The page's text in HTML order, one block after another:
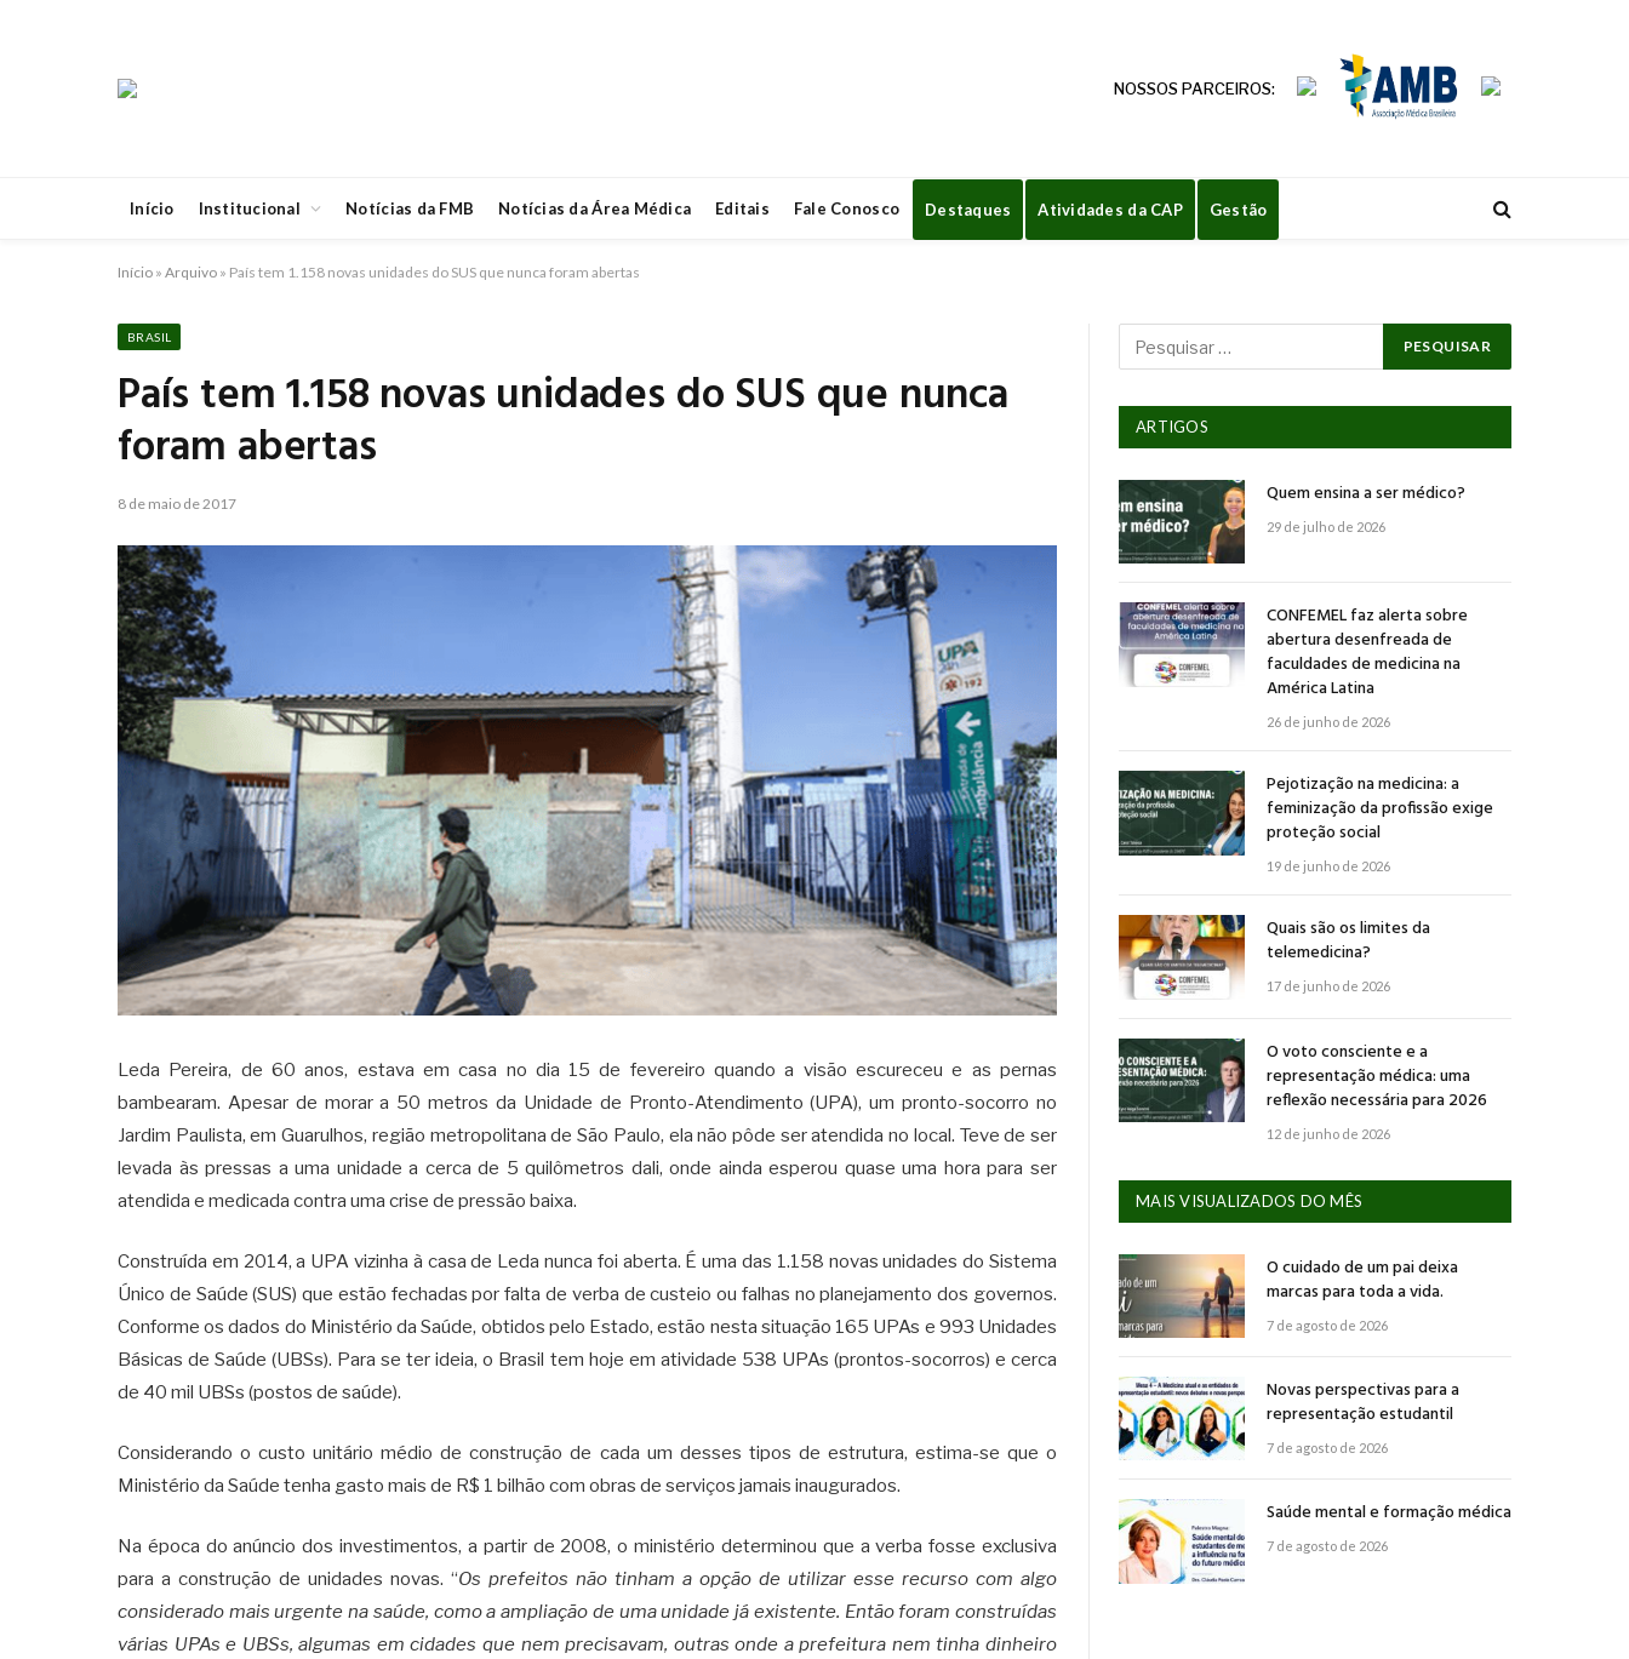
NOSSOS PARCEIROS:
Início Institucional Notícias da FMB Notícias da Área Médica Editais Fale Conosco Destaques Atividades da CAP Gestão
Início » Arquivo » País tem 1.158 novas unidades do SUS que nunca foram abertas
BRASIL
País tem 1.158 novas unidades do SUS que nunca
foram abertas
8 de maio de 2017
Leda Pereira, de 60 anos, estava em casa no dia 15 de fevereiro quando a visão escureceu e as pernas
bambearam. Apesar de morar a 50 metros da Unidade de Pronto-Atendimento (UPA), um pronto-socorro no
Jardim Paulista, em Guarulhos, região metropolitana de São Paulo, ela não pôde ser atendida no local. Teve de ser
levada às pressas a uma unidade a cerca de 5 quilômetros dali, onde ainda esperou quase uma hora para ser
atendida e medicada contra uma crise de pressão baixa.
Construída em 2014, a UPA vizinha à casa de Leda nunca foi aberta. É uma das 1.158 novas unidades do Sistema
Único de Saúde (SUS) que estão fechadas por falta de verba de custeio ou falhas no planejamento dos governos.
Conforme os dados do Ministério da Saúde, obtidos pelo Estado, estão nesta situação 165 UPAs e 993 Unidades
Básicas de Saúde (UBSs). Para se ter ideia, o Brasil tem hoje em atividade 538 UPAs (prontos-socorros) e cerca
de 40 mil UBSs (postos de saúde).
Considerando o custo unitário médio de construção de cada um desses tipos de estrutura, estima-se que o
Ministério da Saúde tenha gasto mais de R$ 1 bilhão com obras de serviços jamais inaugurados.
Na época do anúncio dos investimentos, a partir de 2008, o ministério determinou que a verba fosse exclusiva
para a construção de unidades novas. “Os prefeitos não tinham a opção de utilizar esse recurso com algo
considerado mais urgente na saúde, como a ampliação de uma unidade já existente. Então foram construídas
várias UPAs e UBSs, algumas em cidades que nem precisavam, outras onde a prefeitura nem tinha dinheiro
ARTIGOS
Quem ensina a ser médico?
29 de julho de 2026
CONFEMEL faz alerta sobre
abertura desenfreada de
faculdades de medicina na
América Latina
26 de junho de 2026
Pejotização na medicina: a
feminização da profissão exige
proteção social
19 de junho de 2026
Quais são os limites da
telemedicina?
17 de junho de 2026
O voto consciente e a
representação médica: uma
reflexão necessária para 2026
12 de junho de 2026
MAIS VISUALIZADOS DO MÊS
O cuidado de um pai deixa
marcas para toda a vida.
7 de agosto de 2026
Novas perspectivas para a
representação estudantil
7 de agosto de 2026
Saúde mental e formação médica
7 de agosto de 2026